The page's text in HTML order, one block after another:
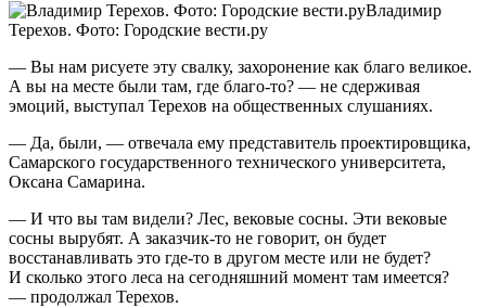
Владимир
Терехов. Фото: Городские вести.ру
— Вы нам рисуете эту свалку, захоронение как благо великое.
А вы на месте были там, где благо-то? — не сдерживая
эмоций, выступал Терехов на общественных слушаниях.
— Да, были, — отвечала ему представитель проектировщика,
Самарского государственного технического университета,
Оксана Самарина.
— И что вы там видели? Лес, вековые сосны. Эти вековые
сосны вырубят. А заказчик-то не говорит, он будет
восстанавливать это где-то в другом месте или не будет?
И сколько этого леса на сегодняшний момент там имеется?
— продолжал Терехов.